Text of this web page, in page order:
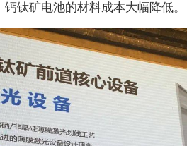
钛矿电池的材料成本大幅降低。